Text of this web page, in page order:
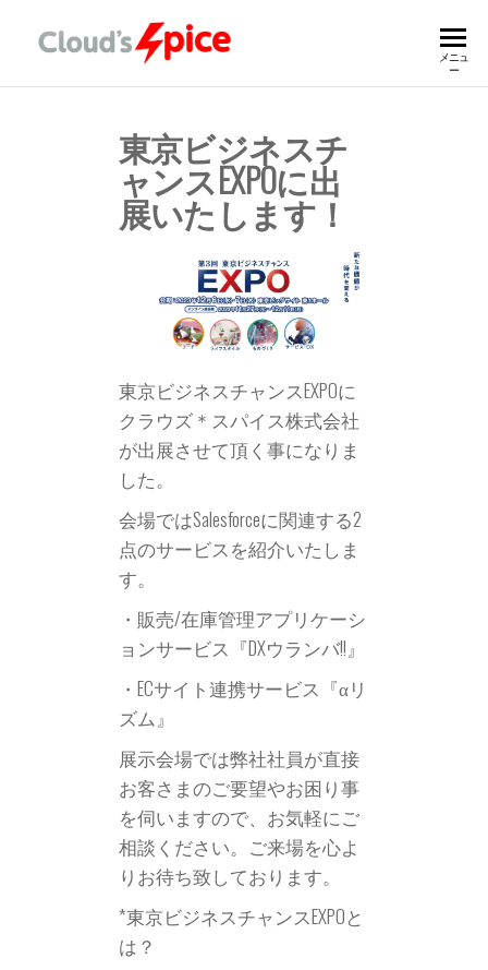
ラ
ウ
ズ
＊
ス
パ
イ
ス
株
式
社
For Customer
メニュ
ー
東京ビジネスチ
ャンスEXPOに出
展いたします！
東京ビジネスチャンスEXPOに
クラウズ＊スパイス株式会社
が出展させて頂く事になりま
した。
会場ではSalesforceに関連する2
点のサービスを紹介いたしま
す。
・販売/在庫管理アプリケーシ
ョンサービス 『DXウランバ!!』
・ECサイト連携サービス『αリ
ズム』
展示会場では弊社社員が直接
お客さまのご要望やお困り事
を伺いますので、お気軽にご
相談ください。ご来場を心よ
りお待ち致しております。
*東京ビジネスチャンスEXPOと
は？